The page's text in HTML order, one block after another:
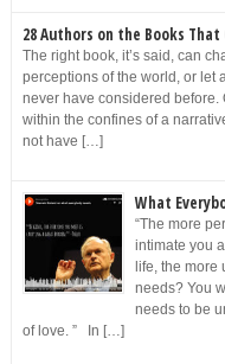
28 Authors on the Books
The right book, it’s said, can
perceptions of the world, or let
never have considered before.
within the confines of a
not have […]
What
“The more
intimate you
life, the
needs? You
needs to be
of love. ” In […]